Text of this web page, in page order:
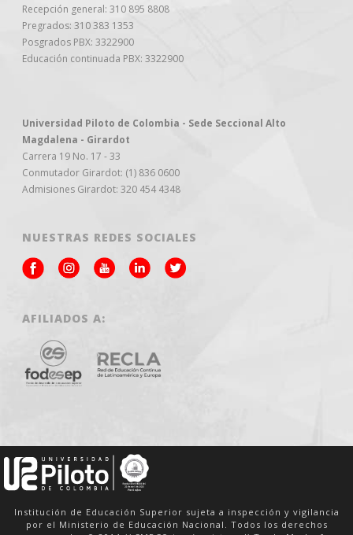
Recepción general: 310 895 8808
Pregrados: 310 383 1353
Posgrados PBX: 3322900
Educación continuada PBX: 3322900
Universidad Piloto de Colombia - Sede Seccional Alto
Magdalena - Girardot
Carrera 19 No. 17 - 33
Conmutador Girardot: (1) 836 0600
Admisiones Girardot: 320 454 4348
NUESTRAS REDES SOCIALES
AFILIADOS A:
Institución de Educación Superior sujeta a inspección y vigilancia
por el Ministerio de Educación Nacional. Todos los derechos